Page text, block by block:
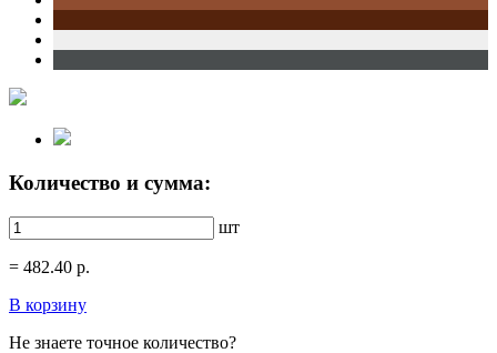
Количество и сумма:
шт
= 482.40 р.
В корзину
Не знаете точное количество?